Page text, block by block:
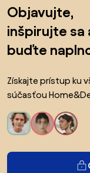
Objavujte,
inšpirujte sa
buďte
Získajte prístup ku
súčasťou